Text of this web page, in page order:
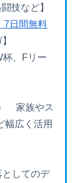
技など】
7日間無料
杯、Fリー
家族やス
幅広く活用
してのデ